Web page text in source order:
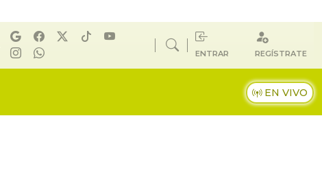
ENTRAR REGÍSTRATE
EN VIVO